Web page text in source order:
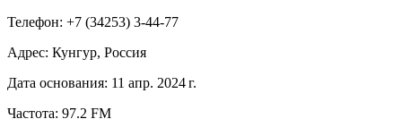
Телефон: +7 (34253) 3-44-77
Адрес: Кунгур, Россия
Дата основания: 11 апр. 2024 г.
Частота: 97.2 FM